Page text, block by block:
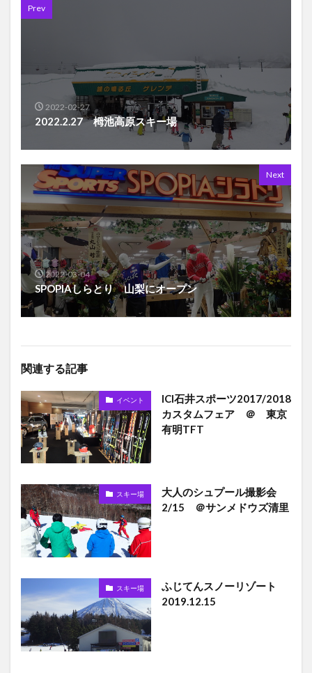
Prev
2022-02-27
2022.2.27 栂池高原スキー場
Next
2022-03-04
SPOPIAしらとり 山梨にオープン
関連する記事
イベント
ICI石井スポーツ2017/2018
カスタムフェア ＠ 東京
有明TFT
スキー場
大人のシュプール撮影会
2/15 ＠サンメドウズ清里
スキー場
ふじてんスノーリゾート
2019.12.15